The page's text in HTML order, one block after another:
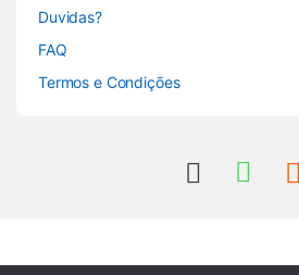
Duvidas?
FAQ
Termos e Condições